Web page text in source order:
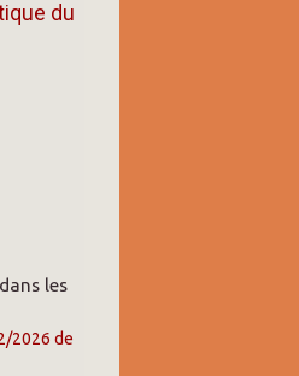
du
les
2026 de